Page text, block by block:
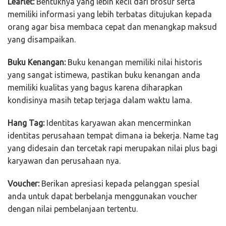
memiliki informasi yang lebih terbatas ditujukan kepada
orang agar bisa membaca cepat dan menangkap maksud
yang disampaikan.
Buku Kenangan:Buku kenangan memiliki nilai historis
yang sangat istimewa, pastikan buku kenangan anda
memiliki kualitas yang bagus karena diharapkan
kondisinya masih tetap terjaga dalam waktu lama.
Hang Tag:Identitas karyawan akan mencerminkan
identitas perusahaan tempat dimana ia bekerja. Name tag
yang didesain dan tercetak rapi merupakan nilai plus bagi
karyawan dan perusahaan nya.
Voucher:Berikan apresiasi kepada pelanggan spesial
anda untuk dapat berbelanja menggunakan voucher
dengan nilai pembelanjaan tertentu.